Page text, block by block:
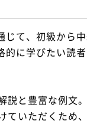
て、初級から
に学びたい読者
と豊富な例文。
ていただくため